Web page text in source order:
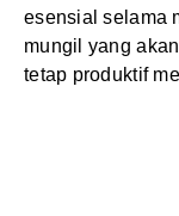
esensial selama
mungil yang
tetap produktif